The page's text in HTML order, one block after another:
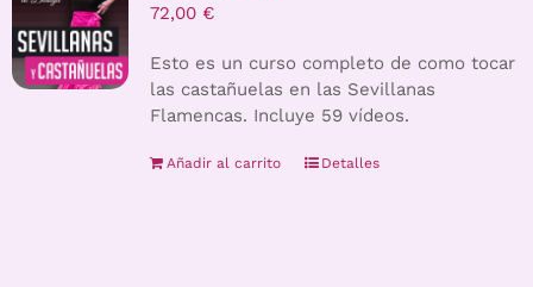
72,00 €
Esto es un curso completo de como tocar
las castañuelas en las Sevillanas
Flamencas. Incluye 59 vídeos.
Añadir al carrito Detalles